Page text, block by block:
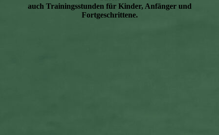
auch Trainingsstunden für Kinder, Anfänger und
Fortgeschrittene.